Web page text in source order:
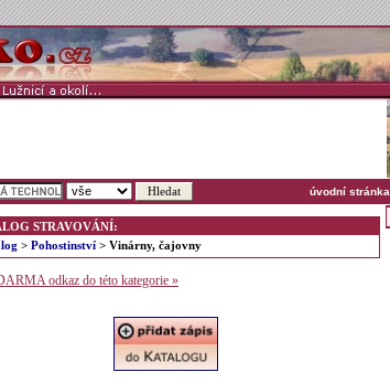
úvodní stránka
STRAVOVÁNÍ:
> Pohostinství > Vinárny, čajovny
odkaz do této kategorie »